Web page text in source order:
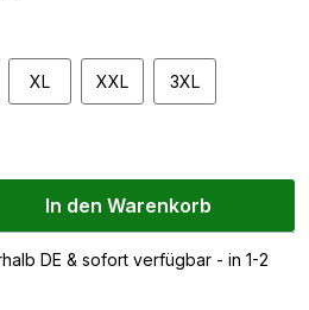
XL XXL 3XL
In den Warenkorb
DE & sofort verfügbar - in 1-2